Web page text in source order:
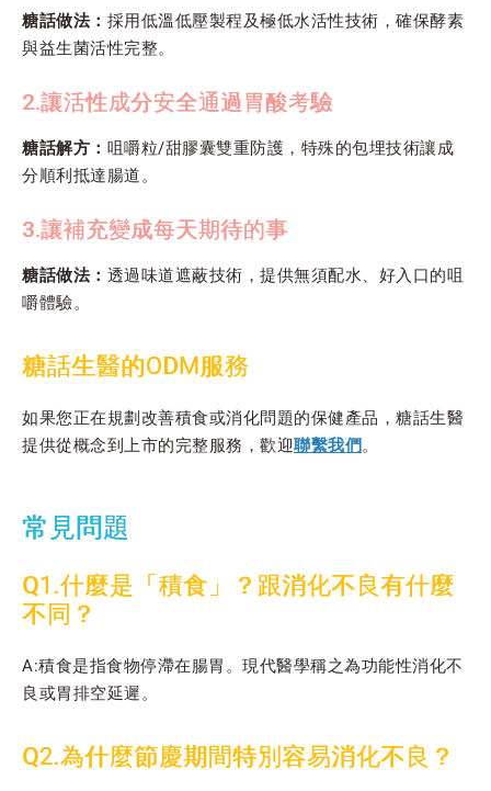
糖話做法： 採用低溫低壓製程及極低水活性技術，確保酵素
與益生菌活性完整。
2.讓活性成分安全通過胃酸考驗
糖話解方： 咀嚼粒/甜膠囊雙重防護，特殊的包埋技術讓成
分順利抵達腸道。
3.讓補充變成每天期待的事
糖話做法： 透過味道遮蔽技術，提供無須配水、好入口的咀
嚼體驗。
糖話生醫的ODM服務
如果您正在規劃改善積食或消化問題的保健產品，糖話生醫
提供從概念到上市的完整服務，歡迎聯繫我們。
常見問題
Q1.什麼是「積食」？跟消化不良有什麼
不同？
A:積食是指食物停滯在腸胃。現代醫學稱之為功能性消化不
良或胃排空延遲。
Q2.為什麼節慶期間特別容易消化不良？